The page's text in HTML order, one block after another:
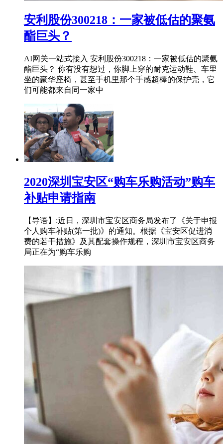
安利股份300218：一家被低估的聚氨
酯巨头？
AI网关一站式接入 安利股份300218：一家被低估的聚氨
酯巨头？ 你有没有想过，你脚上穿的耐克运动鞋、车里
坐的豪华座椅，甚至手机里那个手感超棒的保护壳，它
们可能都来自同一家中
2020深圳宝安区“购车乐购活动”购车
补贴申请指南
【导语】:近日，深圳市宝安区商务局发布了《关于申报
个人购车补贴(第一批)》的通知。根据《宝安区促进消
费的若干措施》及其配套操作规程，深圳市宝安区商务
局正在为“购车乐购